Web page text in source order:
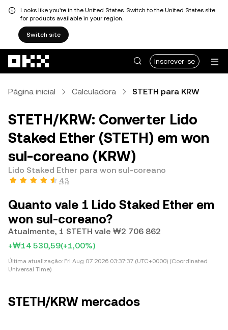
Looks like you're in the United States. Switch to the United States site
for products available in your region.
Switch site
Inscrever-se
Página inicial Calculadora STETH para KRW
STETH/KRW: Converter Lido
Staked Ether (STETH) em won
sul-coreano (KRW)
Lido Staked Ether para won sul-coreano
4,3
Quanto vale 1 Lido Staked Ether em
won sul-coreano?
Atualmente, 1 STETH vale ₩2 706 862
+₩14 530,59(+1,00%)
Última atualização: Fri Aug 07 2026 03:37:37 (UTC+0000) (Coordinated
Universal Time)
STETH/KRW mercados